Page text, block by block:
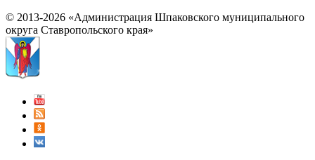
© 2013-2026 «Администрация Шпаковского муниципального
округа Ставропольского края»